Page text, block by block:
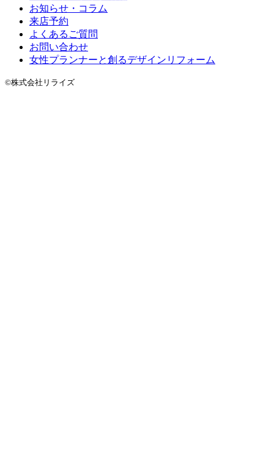
お知らせ・コラム
来店予約
よくあるご質問
お問い合わせ
女性プランナーと創るデザインリフォーム
©株式会社リライズ